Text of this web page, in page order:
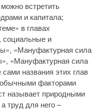
встретить
и капитала;
в главах
социальные и
«Мануфактурная сила
«Мануфактурная сила
названия этих глав
обычными факторами
называет природными
труд для него –